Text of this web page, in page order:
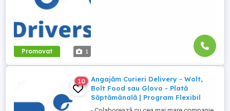
Promovat 1
10
Angajăm Curieri Delivery - Wolt,
Bolt Food sau Glovo - Plată
Săptămânală | Program Flexibil